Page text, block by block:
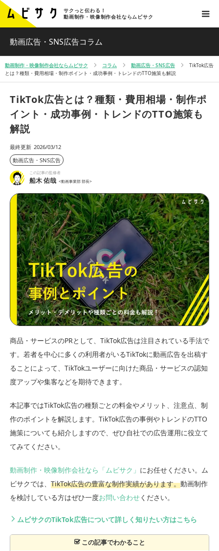
サクっと伝わる！
動画制作・映像制作会社ならムビサク
動画広告・SNS広告コラム
動画制作・映像制作会社ならムビサク コラム 動画広告・SNS広告
TikTok広告
とは？種類・費用相場・制作ポイント・成功事例・トレンドのTTO施策も解説
TikTok広告とは？種類・費用相場・制作ポ
イント・成功事例・トレンドのTTO施策も
解説
最終更新 2026/03/12
動画広告・SNS広告
この記事の監修者
船木 佑哉 <動画事業部 部長>
商品・サービスのPRとして、TikTok広告は注目されている手法で
す。若者を中心に多くの利用者がいるTikTokに動画広告を出稿す
ることによって、TikTokユーザーに向けた商品・サービスの認知
度アップや集客などを期待できます。
本記事ではTikTok広告の種類ごとの料金やメリット、注意点、制
作のポイントを解説します。TikTok広告の事例やトレンドのTTO
施策についても紹介しますので、ぜひ自社での広告運用に役立て
てみてください。
動画制作・映像制作会社なら「ムビサク」 にお任せください。ム
ビサクでは、 TikTok広告の豊富な制作実績があります。動画制作
を検討している方はぜひ一度お問い合わせください。
ムビサクのTikTok広告について詳しく知りたい方はこちら